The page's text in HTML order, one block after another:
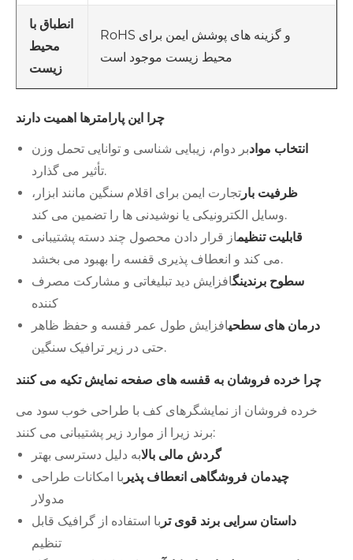
انطباق با
محیط
زیست
RoHS و گزینه های پوشش ایمن برای
محیط زیست موجود است
چرا این پارامترها اهمیت دارند
انتخاب موادبر دوام، زیبایی شناسی و توانایی تحمل وزن
تأثیر می گذارد.
ظرفیت بار تجارت ایمن برای اقلام سنگین مانند ابزار،
وسایل الکترونیکی یا نوشیدنی ها را تضمین می کند.
قابلیت تنظیماز قرار دادن محصول چند دسته پشتیبانی
می کند و انعطاف پذیری قفسه را بهبود می بخشد.
سطوح برندینگافزایش دید تبلیغاتی و مشارکت مصرف
کننده
درمان های سطحیافزایش طول عمر قفسه و حفظ ظاهر
حتی در زیر ترافیک سنگین.
چرا خرده فروشان به قفسه های صفحه نمایش تکیه می کنند
خرده فروشان از نمایشگرهای کف با طراحی خوب سود می
برند زیرا از موارد زیر پشتیبانی می کنند:
گردش مالی بالابه دلیل دسترسی بهتر
چیدمان فروشگاهی انعطاف پذیر با امکانات طراحی
مدولار
داستان سرایی برند قوی تر با استفاده از گرافیک قابل
تنظیم